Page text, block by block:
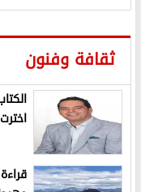
ثقافة وفنون